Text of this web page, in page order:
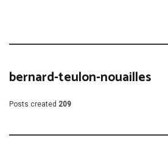
bernard-teulon-nouailles
Posts created 209